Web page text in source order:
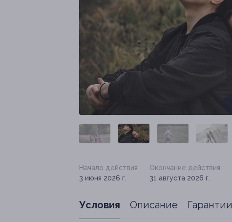
Начало действия
3 июня 2026 г.
Окончание действия
31 августа 2026 г.
Условия Описание Гарантии